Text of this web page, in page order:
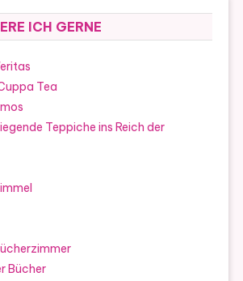
ICH GERNE
Tea
Teppiche ins Reich der
Bücher